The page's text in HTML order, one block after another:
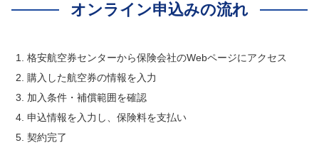
オンライン申込みの流れ
格安航空券センターから保険会社のWebページにアクセス
購入した航空券の情報を入力
加入条件・補償範囲を確認
申込情報を入力し、保険料を支払い
契約完了